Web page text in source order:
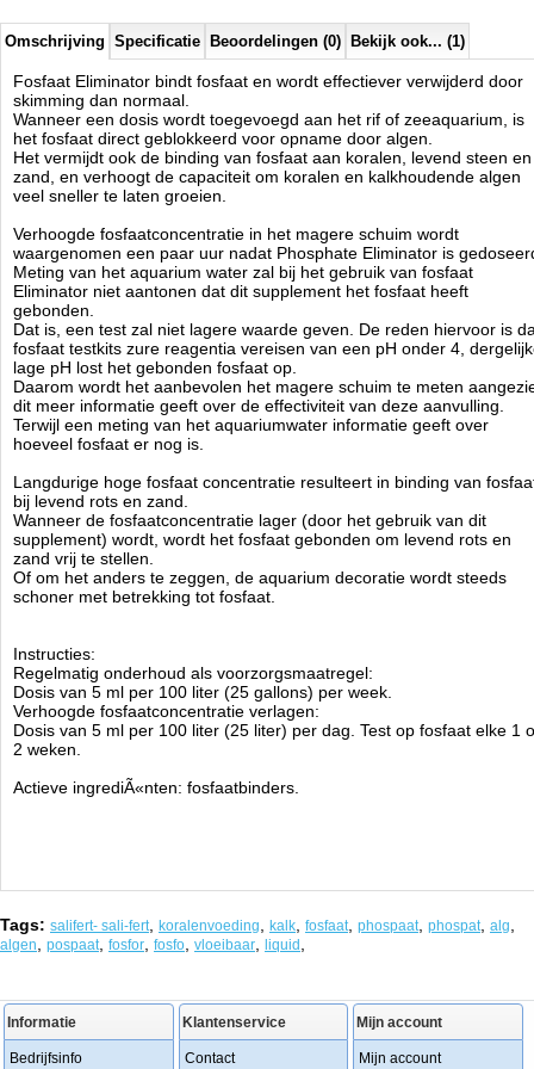
Actieve ingrediÃÂ«nten: fosfaatbinders.
Salifert
Manufactured by:Salifert
Model:SA-3071
Product ID:8714079140056
4.1232 13.95 13.95 Available from: Aquariumonderdelen.nl 2026-08-22 Pre-
OrderNew
Omschrijving Specificatie Beoordelingen (0) Bekijk ook... (1)
Fosfaat Eliminator bindt fosfaat en wordt effectiever verwijderd door
skimming dan normaal.
Wanneer een dosis wordt toegevoegd aan het rif of zeeaquarium, is
het fosfaat direct geblokkeerd voor opname door algen.
Het vermijdt ook de binding van fosfaat aan koralen, levend steen en
zand, en verhoogt de capaciteit om koralen en kalkhoudende algen
veel sneller te laten groeien.
Verhoogde fosfaatconcentratie in het magere schuim wordt
waargenomen een paar uur nadat Phosphate Eliminator is
Meting van het aquarium water zal bij het gebruik van fosfaat
Eliminator niet aantonen dat dit supplement het fosfaat heeft
gebonden.
Dat is, een test zal niet lagere waarde geven. De reden hiervoor is
fosfaat testkits zure reagentia vereisen van een pH onder 4,
lage pH lost het gebonden fosfaat op.
Daarom wordt het aanbevolen het magere schuim te meten
dit meer informatie geeft over de effectiviteit van deze aanvulling.
Terwijl een meting van het aquariumwater informatie geeft over
hoeveel fosfaat er nog is.
Langdurige hoge fosfaat concentratie resulteert in binding van
bij levend rots en zand.
Wanneer de fosfaatconcentratie lager (door het gebruik van dit
supplement) wordt, wordt het fosfaat gebonden om levend rots en
zand vrij te stellen.
Of om het anders te zeggen, de aquarium decoratie wordt steeds
schoner met betrekking tot fosfaat.
Instructies:
Regelmatig onderhoud als voorzorgsmaatregel:
Dosis van 5 ml per 100 liter (25 gallons) per week.
Verhoogde fosfaatconcentratie verlagen:
Dosis van 5 ml per 100 liter (25 liter) per dag. Test op fosfaat elke 1
2 weken.
Actieve ingrediÃ«nten: fosfaatbinders.
Tags: salifert- sali-fert koralenvoeding kalk fosfaat phospaat phospat alg
algen pospaat fosfor fosfo vloeibaar liquid
Informatie
Bedrijfsinfo
Klantenservice
Contact
Mijn account
Mijn account